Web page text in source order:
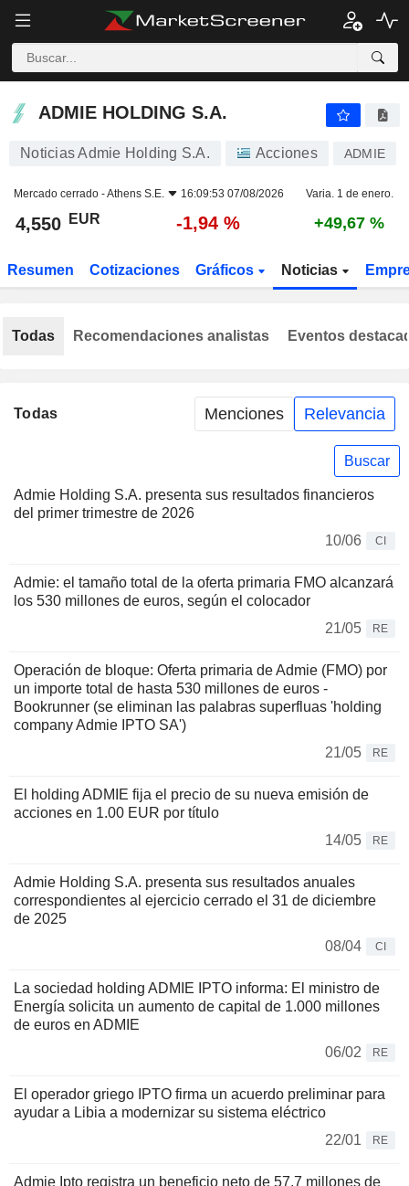
ADMIE HOLDING S.A.
ADMIE HOLDING S.A.
Noticias Admie Holding S.A. Acciones ADMIE
Mercado cerrado -Athens S.E. 16:09:53 07/08/2026 Varia. 1 de enero.
4,550 EUR -1,94 % +49,67 %
Resumen Cotizaciones Gráficos Noticias
Todas Menciones Relevancia
Buscar
Admie Holding S.A. presenta sus resultados financieros
del primer trimestre de 2026
10/06
CI
Admie: el tamaño total de la oferta primaria FMO alcanzará
los 530 millones de euros, según el colocador
21/05
RE
Operación de bloque: Oferta primaria de Admie (FMO) por
un importe total de hasta 530 millones de euros -
Bookrunner (se eliminan las palabras superfluas 'holding
company Admie IPTO SA')
21/05
RE
El holding ADMIE fija el precio de su nueva emisión de
acciones en 1.00 EUR por título
14/05
RE
Admie Holding S.A. presenta sus resultados anuales
correspondientes al ejercicio cerrado el 31 de diciembre
de 2025
08/04
CI
La sociedad holding ADMIE IPTO informa: El ministro de
Energía solicita un aumento de capital de 1.000 millones
de euros en ADMIE
06/02
RE
El operador griego IPTO firma un acuerdo preliminar para
ayudar a Libia a modernizar su sistema eléctrico
22/01
RE
Admie Ipto registra un beneficio neto de 57,7 millones de
Todas Recomendaciones analistas Eventos